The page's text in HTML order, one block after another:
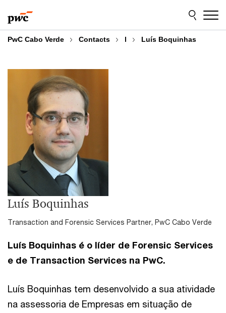
to
content
to
footer
PwC Cabo Verde Contacts l Luís Boquinhas
Luís Boquinhas
Transaction and Forensic Services Partner, PwC Cabo Verde
Luís Boquinhas é o líder de Forensic Services
e de Transaction Services na PwC.
Luís Boquinhas tem desenvolvido a sua atividade
na assessoria de Empresas em situação de